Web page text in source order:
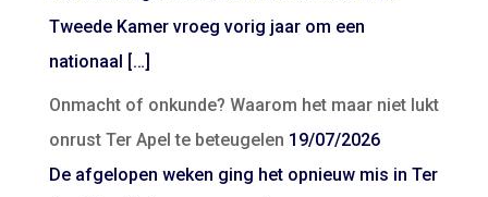
Tweede Kamer vroeg vorig jaar om een
nationaal […]
Onmacht of onkunde? Waarom het maar niet lukt
onrust Ter Apel te beteugelen 19/07/2026
De afgelopen weken ging het opnieuw mis in Ter